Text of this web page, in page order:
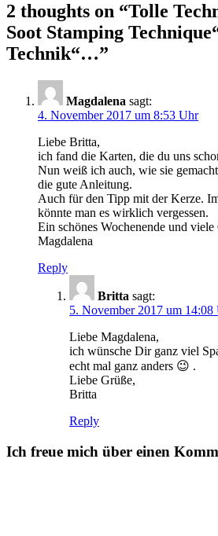
2 thoughts on “Tolle
Soot Stamping
Technik“…”
Magdalena sagt:
4. November 2017 um 8:53 Uhr
Liebe Britta,
ich fand die Karten, die du uns
Nun weiß ich auch, wie sie
die gute Anleitung.
Auch für den Tipp mit der Kerze.
könnte man es wirklich vergessen.
Ein schönes Wochenende und viele
Magdalena
Reply
Britta sagt:
5. November 2017 um 14:08
Liebe Magdalena,
ich wünsche Dir ganz viel
echt mal ganz anders 😉 .
Liebe Grüße,
Britta
Reply
Ich freue mich über einen